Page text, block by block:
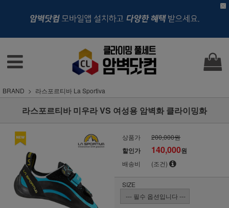
BRAND 라스포르티바 La Sportiva
라스포르티바 미우라 VS 여성용 암벽화 클라이밍화
상품가 200,000원
할인가 140,000원
배송비 (조건)
SIZE